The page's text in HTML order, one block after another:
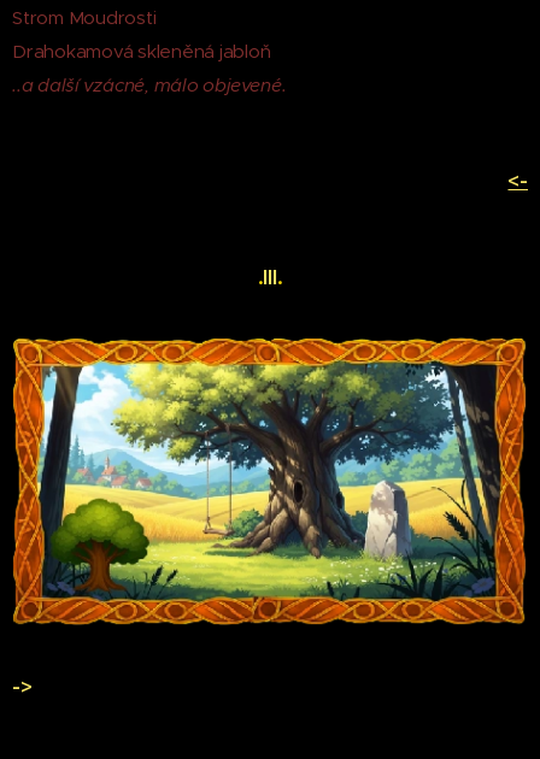
Strom Moudrosti
Drahokamová skleněná jabloň
..a další vzácné, málo objevené.
<-
.III.
->